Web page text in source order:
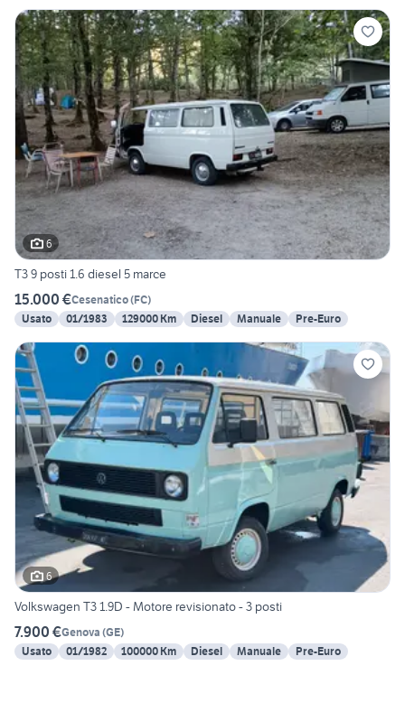
6
T3 9 posti 1.6 diesel 5 marce
15.000 €Cesenatico(FC)
Usato
01/1983 129000 Km Diesel Manuale Pre-Euro
6
Volkswagen T3 1.9D - Motore revisionato - 3 posti
7.900 €Genova (GE)
Usato
01/1982 100000 Km Diesel Manuale Pre-Euro